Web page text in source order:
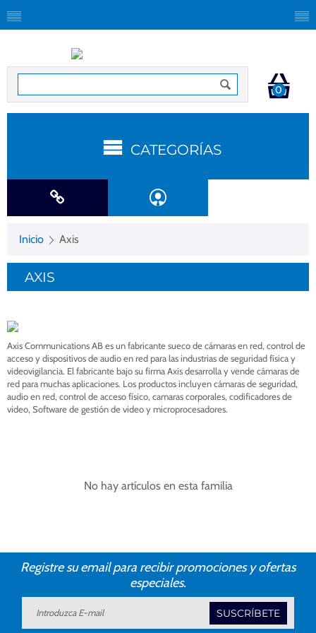
0
CATEGORÍAS
Inicio Axis
AXIS
Axis Communications AB es un fabricante sueco de cámaras en red, control de
acceso y dispositivos de audio en red para las industrias de seguridad física y
videovigilancia. El fabricante bajo su firma Axis desarrolla y vende cámaras de
red para muchas aplicaciones. Los productos incluyen cámaras de seguridad,
audio en red, control de acceso físico, camaras corporales, codificadores de
video, Software de gestión de video y microprocesadores.
No hay artículos en esta familia
Registre su email para recibir promociones y ofertas
especiales.
SUSCRÍBETE